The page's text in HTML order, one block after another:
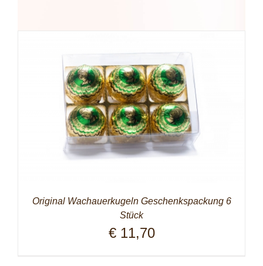
Original Wachauerkugeln Geschenkspackung 6
Stück
€11,70